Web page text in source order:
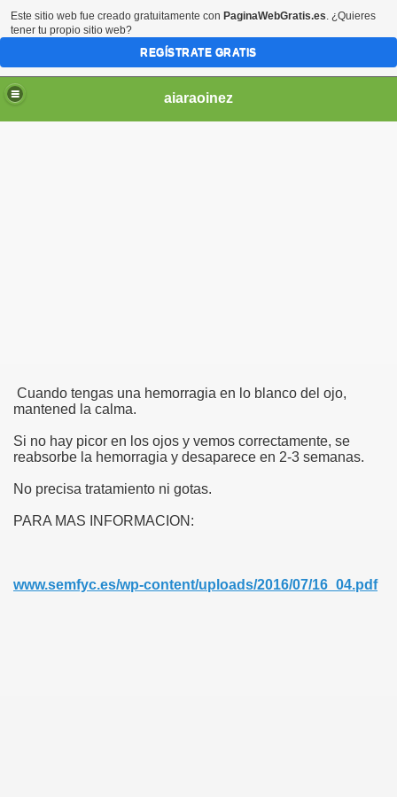
aiaraoinez
Cuando tengas una hemorragia en lo blanco del ojo,
mantened la calma.
Si no hay picor en los ojos y vemos correctamente, se
reabsorbe la hemorragia y desaparece en 2-3 semanas.
No precisa tratamiento ni gotas.
PARA MAS INFORMACION:
www.semfyc.es/wp-content/uploads/2016/07/16_04.pdf
AUTORREGULADA
Este sitio web fue creado gratuitamente con PaginaWebGratis.es. ¿Quieres
tener tu propio sitio web?
REGÍSTRATE GRATIS